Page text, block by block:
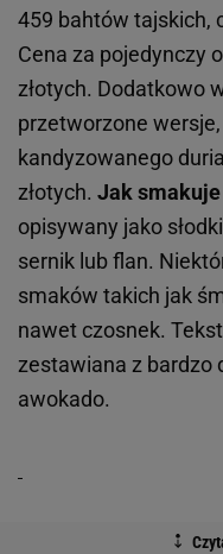
459 bahtów tajskich,
Cena za pojedynczy
złotych. Dodatkowo
przetworzone
kandyzowanego
złotych. Jak
opisywany jako
sernik lub flan.
smaków takich jak
nawet czosnek.
zestawiana z bardzo
awokado.